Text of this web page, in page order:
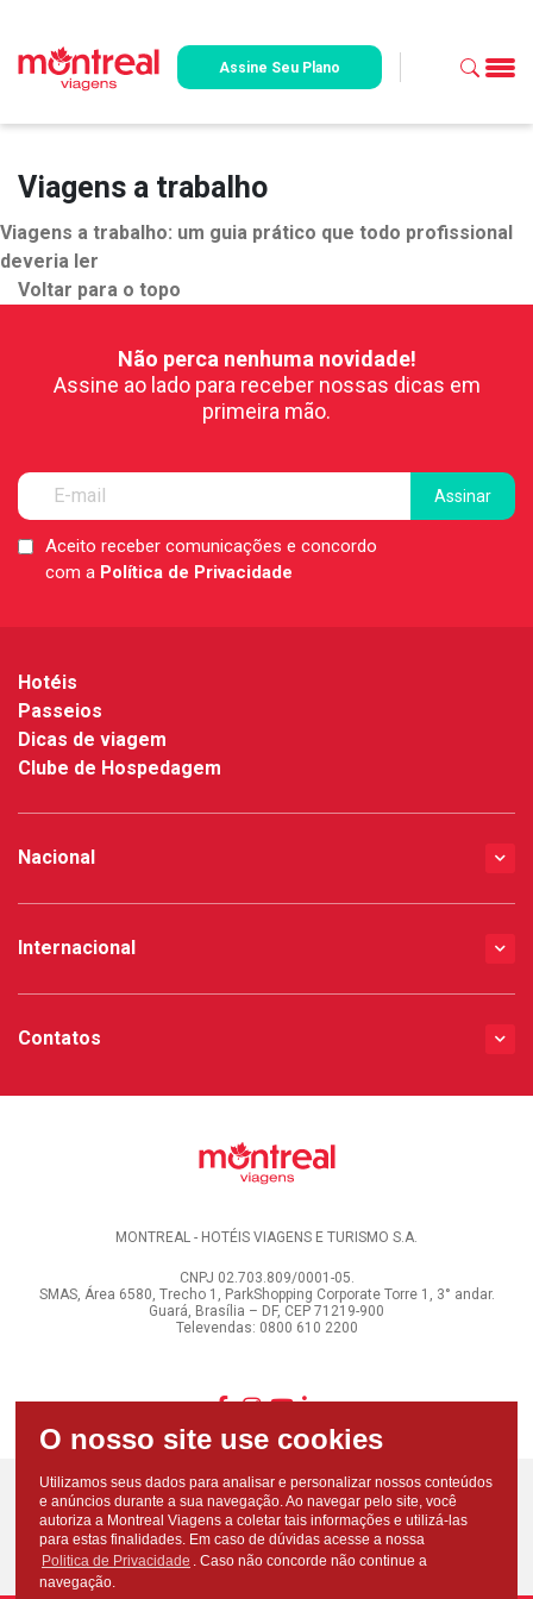
Assine Seu Plano
Viagens a trabalho
Viagens a trabalho: um guia prático que todo profissional
deveria ler
Voltar para o topo
Não perca nenhuma novidade!
Assine ao lado para receber nossas dicas em
primeira mão.
LGPDAceito receber comunicações e concordo
com a Política de Privacidade
Hotéis
Passeios
Dicas de viagem
Clube de Hospedagem
Nacional
Internacional
Contatos
MONTREAL - HOTÉIS VIAGENS E TURISMO S.A.
CNPJ 02.703.809/0001-05.
SMAS, Área 6580, Trecho 1, ParkShopping Corporate Torre 1, 3° andar.
Guará, Brasília – DF, CEP 71219-900
Televendas: 0800 610 2200
Utilizamos seus dados para analisar e personalizar nossos conteúdos
e anúncios durante a sua navegação. Ao navegar pelo site, você
autoriza a Montreal Viagens a coletar tais informações e utilizá-las
para estas finalidades. Em caso de dúvidas acesse a nossa
Politica de Privacidade . Caso não concorde não continue a
navegação.